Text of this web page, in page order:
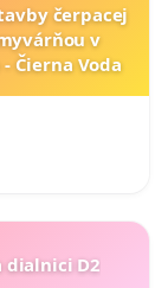
čerpacej
v
Čierna Voda
dialnici D2